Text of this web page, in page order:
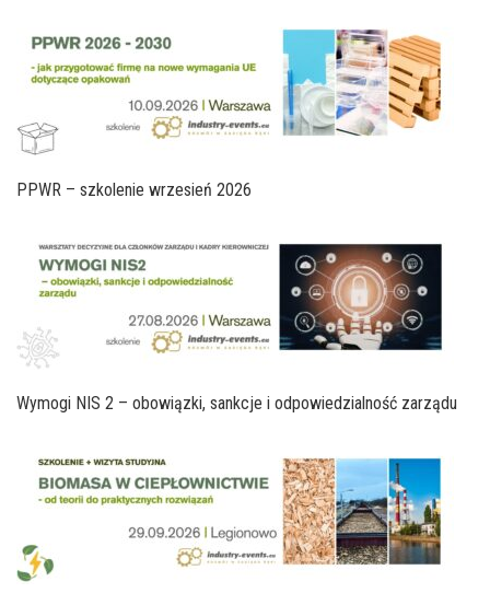
PPWR – szkolenie wrzesień 2026
Wymogi NIS 2 – obowiązki, sankcje i odpowiedzialność zarządu